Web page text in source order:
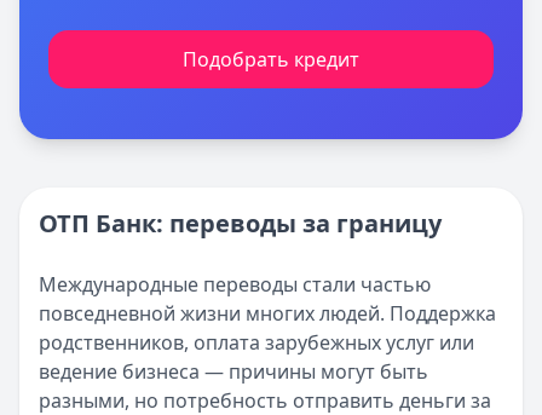
Подобрать кредит
ОТП Банк: переводы за границу
Международные переводы стали частью
повседневной жизни многих людей. Поддержка
родственников, оплата зарубежных услуг или
ведение бизнеса — причины могут быть
разными, но потребность отправить деньги за